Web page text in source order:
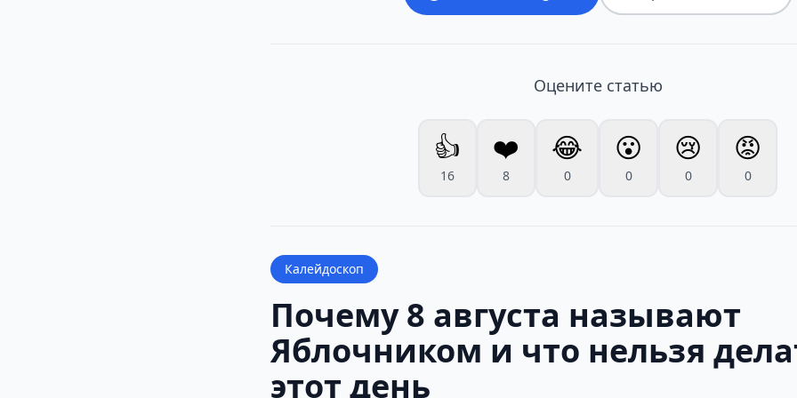
Оцените статью
👍
16
❤️
8
😂
0
😮
0
😢
0
😡
0
Калейдоскоп
Почему 8 августа называют
Яблочником и что нельзя
этот день